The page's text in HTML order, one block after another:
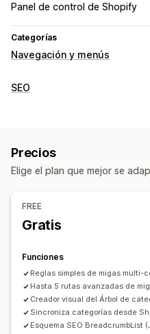
Panel de control de Shopify
Categorías
Navegación y menús
Navegación
Editor de arrastrar y soltar
Íconos personalizados
SEO
Optimización del tema
Precios
Elige el plan que mejor se
FREE
Gratis
Funciones
Reglas simples de migas multi-
Hasta 5 rutas avanzadas de
Creador visual del Árbol de
Sincroniza categorías desde
Esquema SEO BreadcrumbList